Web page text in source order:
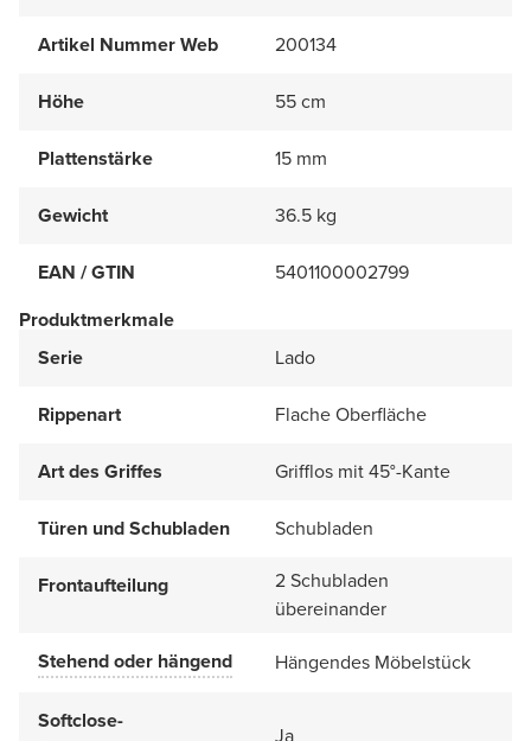
Artikel Nummer Web 200134
Höhe 55 cm
Plattenstärke 15 mm
Gewicht 36.5 kg
EAN / GTIN
5401100002799
Produktmerkmale
Serie
Lado
Rippenart Flache Oberfläche
Art des Griffes Grifflos mit 45°-Kante
Türen und Schubladen Schubladen
Frontaufteilung
2 Schubladen
übereinander
Stehend oder hängend
Hängendes Möbelstück
Softclose-
Ja